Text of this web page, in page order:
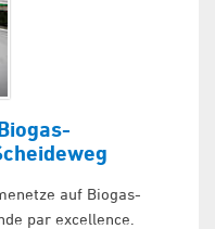
auf Biogas-
par excellence.